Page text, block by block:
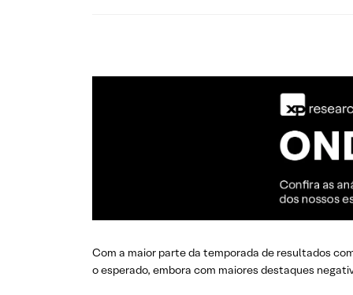
Com a maior parte da temporada de resultados
o esperado, embora com maiores destaques